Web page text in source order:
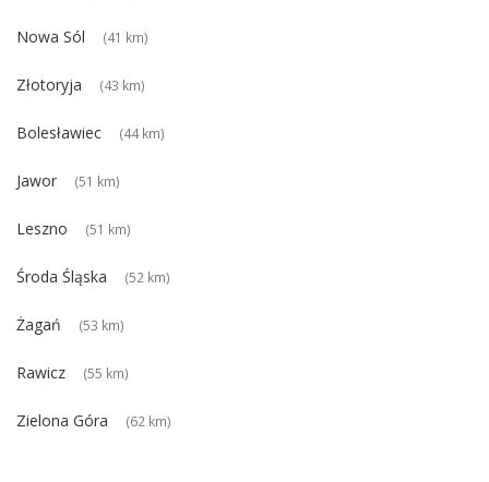
Nowa Sól (41 km)
Złotoryja (43 km)
Bolesławiec (44 km)
Jawor (51 km)
Leszno (51 km)
Środa Śląska (52 km)
Żagań (53 km)
Rawicz (55 km)
Zielona Góra (62 km)